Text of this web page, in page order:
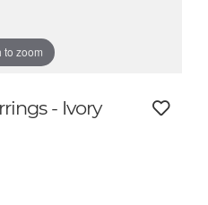
to zoom
- Ivory